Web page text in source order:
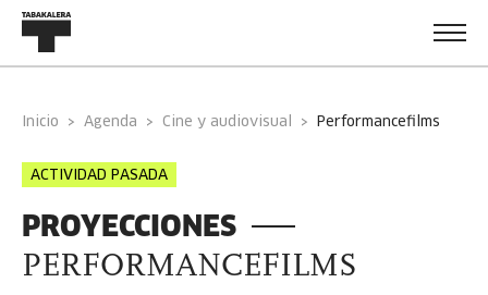
Inicio Agenda Cine y audiovisual performancefilms
ACTIVIDAD PASADA
PROYECCIONES
PERFORMANCEFILMS